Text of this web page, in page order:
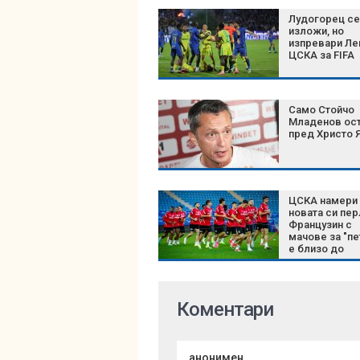
Лудогорец се
изложи, но
изпревари
ЦСКА за FIFA
Само Стойчо
Младенов
пред Христо
ЦСКА намери
новата си
Французин с
мачове за
е близо до
"червените"
Коментари